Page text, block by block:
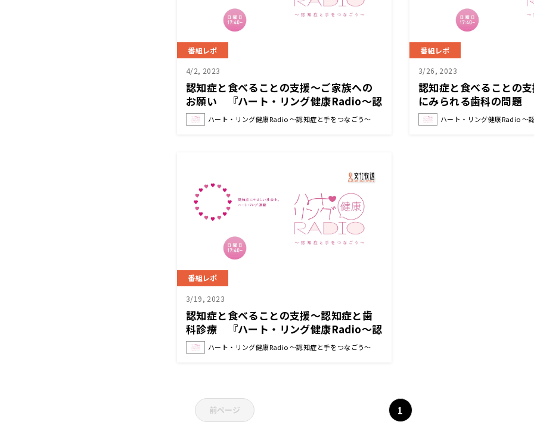
番組レポ
4/2, 2023
認知症と食べることの支援〜ご家族への
お願い 『ハート・リング健康Radio～認
知症と手をつなごう〜 』
ハート・リング健康Radio ～認知症と手をつなごう～
番組レポ
3/26, 2023
認知症と食べることの
にみられる歯科の問題
グ健康Radio～認知症
』
ハート・リング健康Radio ～
番組レポ
3/19, 2023
認知症と食べることの支援〜認知症と歯
科診療 『ハート・リング健康Radio～認
知症と手をつなごう〜 』
ハート・リング健康Radio ～認知症と手をつなごう～
前ページ 1